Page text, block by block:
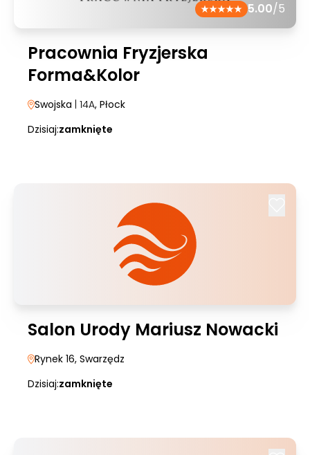
5.00/5
Pracownia Fryzjerska
Forma&Kolor
Swojska | 14A, Płock
Dzisiaj:zamknięte
Salon Urody Mariusz Nowacki
Rynek 16, Swarzędz
Dzisiaj:zamknięte